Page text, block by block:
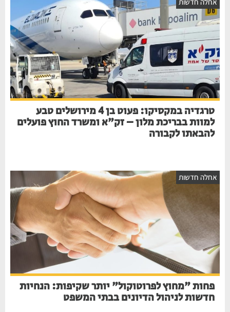
טרגדיה במקסיקו: פעוט בן 4 מירושלים טבע
למוות בבריכת מלון – זק"א ומשרד החוץ פועלים
להבאתו לקבורה
חדשות
פחות "מחוץ לפרוטוקול" יותר שקיפות: הנחיות
חדשות לניהול הדיונים בבתי המשפט